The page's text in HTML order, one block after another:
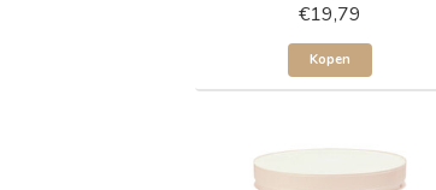
€19,79
Kopen